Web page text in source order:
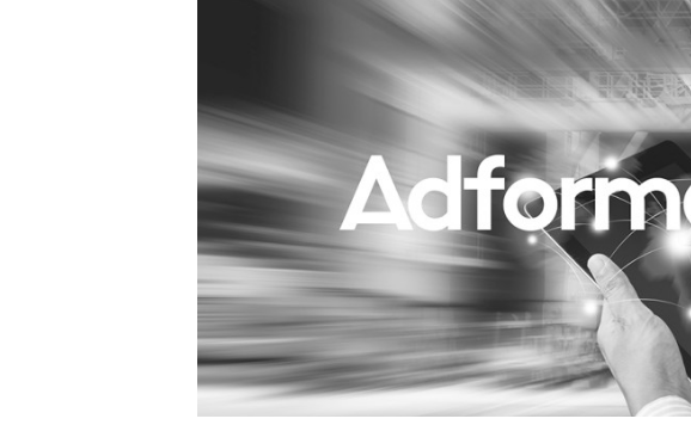
Gedragsverandering
Influencer marketing
Interne communicatie